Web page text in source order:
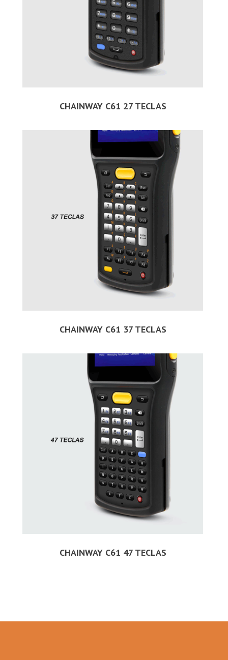
CHAINWAY C61 27 TECLAS
CHAINWAY C61 37 TECLAS
CHAINWAY C61 47 TECLAS